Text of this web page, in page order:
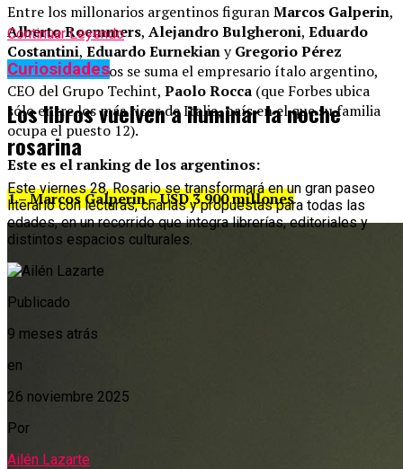
Entre los millonarios argentinos figuranMarcos Galperin,
Alberto Roemmers, Alejandro Bulgheroni, Eduardo
Costantini, Eduardo EurnekianyGregorio Pérez
Companc. A ellos se suma el empresario ítalo argentino,
CEO del Grupo Techint, Paolo Rocca (que Forbes ubica
sólo entre los más ricos de Italia, país en el que su familia
ocupa el puesto 12).
Este es el ranking de los argentinos:
1 – Marcos Galperin – USD 3.900 millones
Continuar Leyendo
Curiosidades
Los libros vuelven a iluminar la noche
rosarina
Este viernes 28, Rosario se transformará en un gran paseo
literario con lecturas, charlas y propuestas para todas las
edades, en un recorrido que integra librerías, editoriales y
distintos espacios culturales.
Publicado
9 meses atrás
en
26 noviembre 2025
Por
Ailén Lazarte